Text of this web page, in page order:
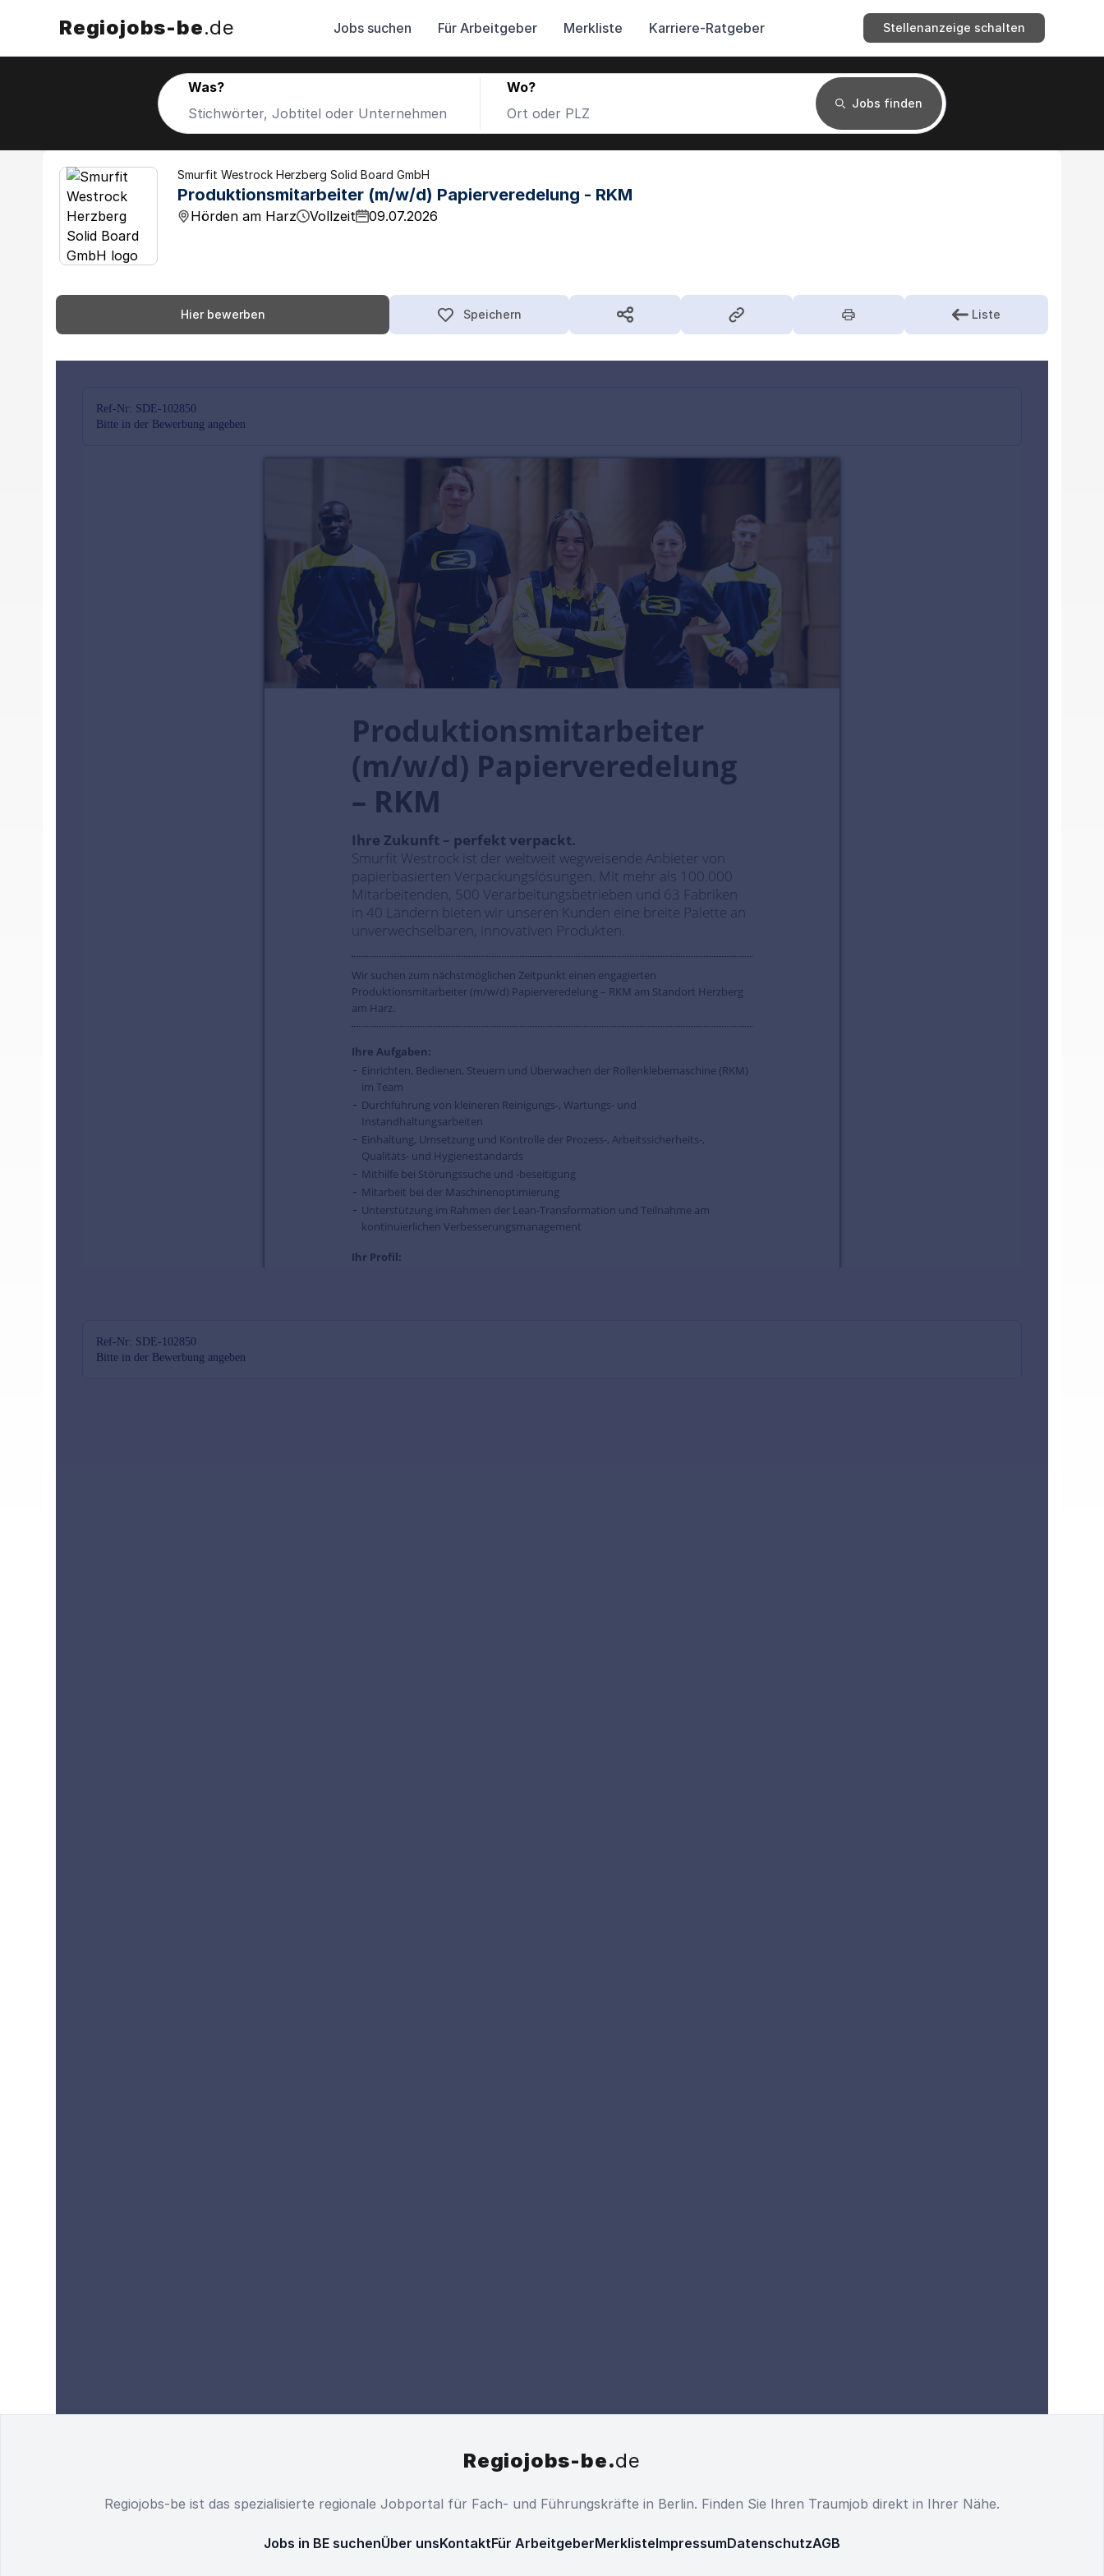
Regiojobs-be.de Stellenanzeige schalten
Jobs suchen Für Arbeitgeber Merkliste Karriere-Ratgeber
Was? Wo?
Jobs finden
Smurfit Westrock Herzberg Solid Board GmbH
Produktionsmitarbeiter (m/w/d) Papierveredelung - RKM
Hörden am Harz Vollzeit 09.07.2026
Hier bewerben Speichern Liste
Regiojobs-be.de
Regiojobs-be ist das spezialisierte regionale Jobportal für Fach- und Führungskräfte in Berlin. Finden Sie Ihren Traumjob direkt in Ihrer Nähe.
Jobs in BE suchenÜber unsKontaktFür ArbeitgeberMerklisteImpressumDatenschutzAGB